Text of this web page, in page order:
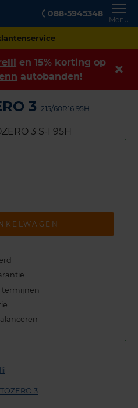
088-5945348
Menu
betalen
en 15% korting op
autobanden!
3 215/60R16 95H
termijnen
3